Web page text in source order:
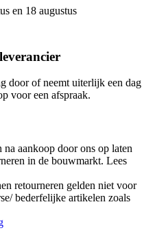
en 18 augustus
door of neemt uiterlijk een dag
voor een afspraak.
aankoop door ons op laten
in de bouwmarkt. Lees
retourneren gelden niet voor
bederfelijke artikelen zoals